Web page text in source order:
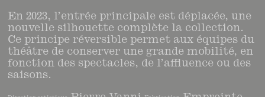
En 2023, l’entrée principale est déplacée, une
nouvelle silhouette complète la collection.
Ce principe réversible permet aux équipes du
théâtre de conserver une grande mobilité, en
fonction des spectacles, de l’affluence ou des
saisons.